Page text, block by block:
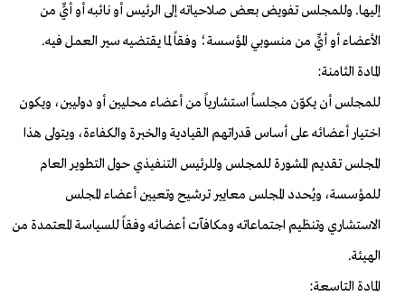
إليها. وللمجلس تفويض بعض صلاحياته إلى الرئيس أو نائبه أو أيٍّ من
الأعضاء أو أيٍّ من منسوبي المؤسسة؛ وفقاً لما يقتضيه سير العمل فيه.
المادة الثامنة:
للمجلس أن يكوّن مجلساً استشارياً من أعضاء محليين أو دوليين، ويكون
اختيار أعضائه على أساس قدراتهم القيادية والخبرة والكفاءة، ويتولى هذا
المجلس تقديم المشورة للمجلس وللرئيس التنفيذي حول التطوير العام
للمؤسسة، ويُحدد المجلس معايير ترشيح وتعيين أعضاء المجلس
الاستشاري وتنظيم اجتماعاته ومكافآت أعضائه وفقاً للسياسة المعتمدة من
الهيئة.
المادة التاسعة: